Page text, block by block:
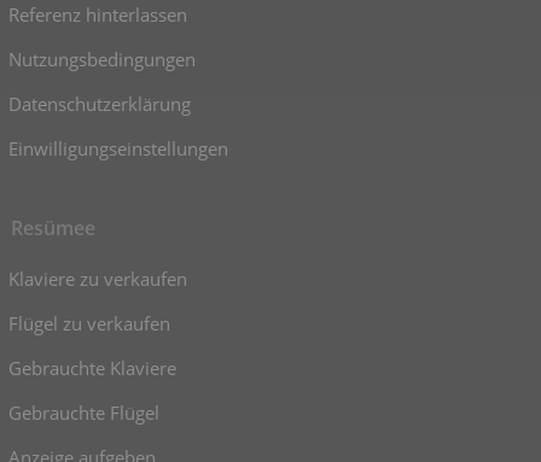
Referenz hinterlassen
Nutzungsbedingungen
Datenschutzerklärung
Einwilligungseinstellungen
Resümee
Klaviere zu verkaufen
Flügel zu verkaufen
Gebrauchte Klaviere
Gebrauchte Flügel
Anzeige aufgeben